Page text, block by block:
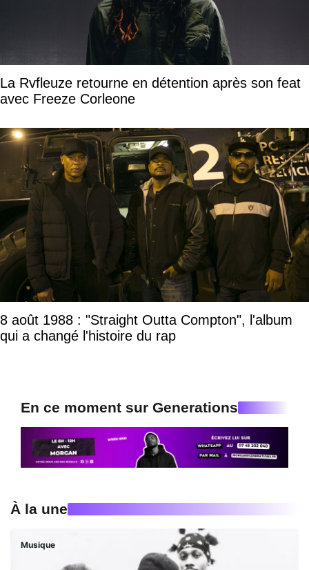
La Rvfleuze retourne en détention après son feat
avec Freeze Corleone
8 août 1988 : "Straight Outta Compton", l'album
qui a changé l'histoire du rap
En ce moment sur Generations
À la une
Musique